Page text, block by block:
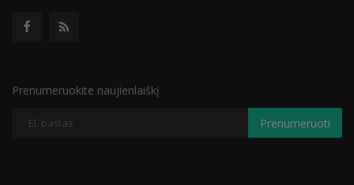
Prenumeruokite naujienlaiškį
Prenumeruoti